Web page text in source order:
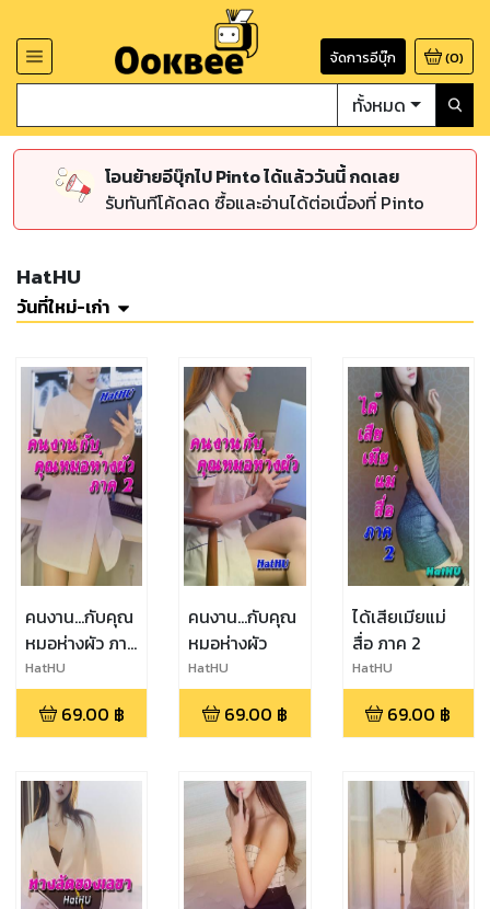
จัดการอีบุ๊ก (0)
ทั้งหมด
โอนย้ายอีบุ๊กไป Pinto ได้แล้ววันนี้ กดเลย
รับทันทีโค้ดลด ซื้อและอ่านได้ต่อเนื่องที่ Pinto
HatHU
วันที่ใหม่-เก่า
คนงาน...กับคุณ
หมอห่างผัว ภาค
2
HatHU
69.00 ฿
คนงาน...กับคุณ
หมอห่างผัว
HatHU
69.00 ฿
ได้เสียเมียแม่
สื่อ ภาค 2
HatHU
69.00 ฿